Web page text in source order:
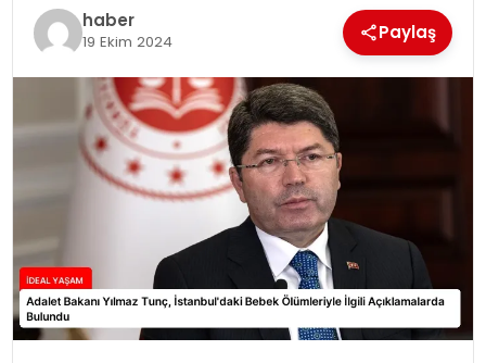
haber
19 Ekim 2024 Paylaş